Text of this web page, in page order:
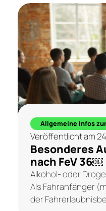
Allgemeine Infos
Veröffentlicht am
Besonderes
nach FeV 36￼
Alkohol- oder
Als Fahranfänger
der